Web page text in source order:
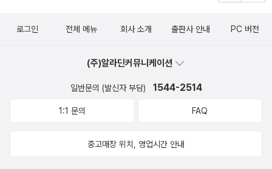
의 난 뭔가 '의지'를 품고 막연하게 '복'을 바라고 산 것 같다.사실 뭐 1,
2호같이 별 생각 없이 하루하루 살지 않았을까. 전래동화를 열심히
다.지금의 1, 2호보다 훨씬 극성맞고 밝았던. 아이들이 어렸
를 얻을 시기에 내면아이 치유 이런 것들에 몰두했었다. 유년기의 불
우한 기억의 단편을 붙잡고 징징.좀더 쪽잠을 자고 아이들과 눈을 더
데......전집 들이기 싫고 전집 문화 조장하는 사람들 비판하면서 어린
로그인 전체 메뉴 회사 소개 출판사 안내 PC 버전
(주)알라딘커뮤니케이션
일반문의 (발신자 부담) 1544-2514
1:1 문의 FAQ
중고매장 위치, 영업시간 안내